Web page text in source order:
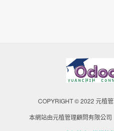
COPYRIGHT © 2022 元植
本網站由元植管理顧問有限公